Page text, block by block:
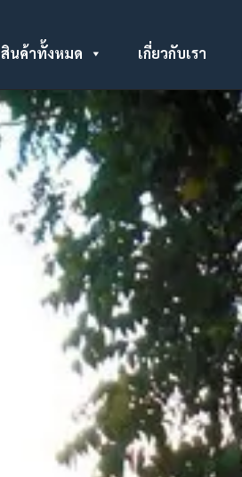
สินค้าทั้งหมด เกี่ยวกับเรา